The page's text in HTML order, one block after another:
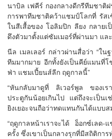
นาบิล เฟคีร์ กองกลางดีกรีทีมชาติ
การพาทีมชาติคว้าแชมป์โลกที่ รัส
ในสีเสื้อของ โอลิมปิก ลียง กลาย
ดึงตัวมาตั้งแต่ซัมเมอร์ที่ผ่านมา แล
นีล เมลเลอร์ กล่าวผ่านสื่อว่า “ใ
ทีมมากมาย อีกทั้งยังเป็นคีย์แมนที่
ฟ่า แชมเปี้ยนส์ลีก ฤดูกาลนี้”
“หันกลับมาดูที่ ลิเวอร์พูล ของเ
ประตูกันน้อยเกินไป แต่ถึงจะเป็น
ยิงเยอะจนถือว่าทดแทนกันได้แบบส
“ฤดูกาลหน้าเราจะได้ อ็อกซ์เลด
ครั้ง ซึ่งเขาเป็นกลางรุกที่มีสถิติกา